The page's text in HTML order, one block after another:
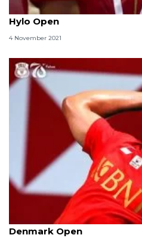
Herry IP ingatkan Fajar/
Hylo Open
4 November 2021
Sakit pinggang alasan
Denmark Open